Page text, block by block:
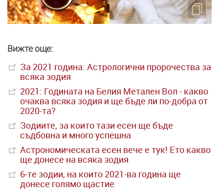
Вижте още:
За 2021 година: Астрологични пророчества за
всяка зодия
2021: Годината на Белия Метален Вол - какво
очаква всяка зодия и ще бъде ли по-добра от
2020-та?
Зодиите, за които тази есен ще бъде
съдбовна и много успешна
Астрономическата есен вече е тук! Ето какво
ще донесе на всяка зодия
6-те зодии, на които 2021-ва година ще
донесе голямо щастие